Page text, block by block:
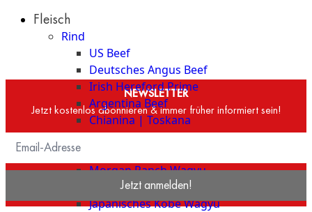
TheFleisch
Rind
US Beef
Deutsches Angus Beef
Irish Hereford Prime
Argentina Beef
Chianina | Toskana
Blonda Espanola | alte Kuh
Wagyu Beef
Morgan Ranch Wagyu
Japanisches Wagyu Beef
Japanisches Kobe Wagyu
NEWSLETTER
Jetzt kostenlos abonnieren & immer früher informiert sein!
Jetzt anmelden!